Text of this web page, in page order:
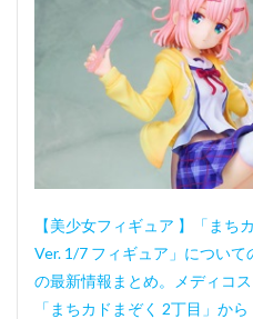
【美少女フィギュア 】「まち
Ver. 1/7 フィギュア」につい
の最新情報まとめ。メディコ
「まちカドまぞく 2丁目」か